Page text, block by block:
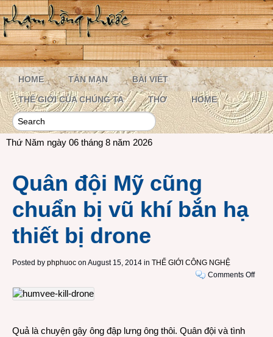
HOME TẢN MẠN BÀI VIẾT
THẾ GIỚI CỦA CHÚNG TA THƠ HOME
Thứ Năm ngày 06 tháng 8 năm 2026
Quân đội Mỹ cũng
chuẩn bị vũ khí bắn hạ
thiết bị drone
Posted by phphuoc on August 15, 2014 in THẾ GIỚI CÔNG NGHỆ
Comments Offon
Quả là chuyện gậy ông đập lưng ông thôi. Quân đội và tình